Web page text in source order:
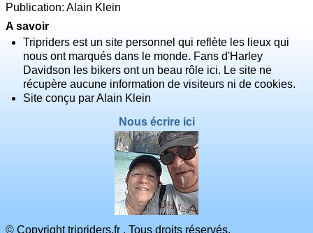
Publication: Alain Klein
A savoir
Tripriders est un site personnel qui reflète les lieux qui
nous ont marqués dans le monde. Fans d'Harley
Davidson les bikers ont un beau rôle ici. Le site ne
récupère aucune information de visiteurs ni de cookies.
Site conçu par Alain Klein
Nous écrire ici
© Copyright tripriders.fr . Tous droits réservés.